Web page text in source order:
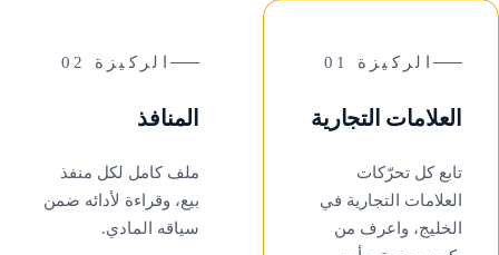
الركيزة 01
العلامات التجارية
تابع كل تحرّكات
العلامات التجارية في
الخليج، واعرف من
الركيزة 02
المنافذ
ملف كامل لكل منفذ
بيع، وقراءة لأدائه ضمن
سياقه المادي.